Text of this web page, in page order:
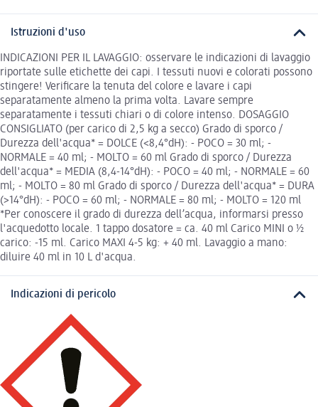
Istruzioni d'uso
INDICAZIONI PER IL LAVAGGIO: osservare le indicazioni di lavaggio
riportate sulle etichette dei capi. I tessuti nuovi e colorati possono
stingere! Verificare la tenuta del colore e lavare i capi
separatamente almeno la prima volta. Lavare sempre
separatamente i tessuti chiari o di colore intenso. DOSAGGIO
CONSIGLIATO (per carico di 2,5 kg a secco) Grado di sporco /
Durezza dell'acqua* = DOLCE (<8,4°dH): - POCO = 30 ml; -
NORMALE = 40 ml; - MOLTO = 60 ml Grado di sporco / Durezza
dell'acqua* = MEDIA (8,4-14°dH): - POCO = 40 ml; - NORMALE = 60
ml; - MOLTO = 80 ml Grado di sporco / Durezza dell'acqua* = DURA
(>14°dH): - POCO = 60 ml; - NORMALE = 80 ml; - MOLTO = 120 ml
*Per conoscere il grado di durezza dell’acqua, informarsi presso
l'acquedotto locale. 1 tappo dosatore = ca. 40 ml Carico MINI o ½
carico: -15 ml. Carico MAXI 4-5 kg: + 40 ml. Lavaggio a mano:
diluire 40 ml in 10 L d'acqua.
Indicazioni di pericolo